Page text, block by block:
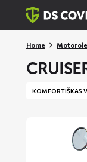
Skiplinks
Home
KOMFORTIŠKAS